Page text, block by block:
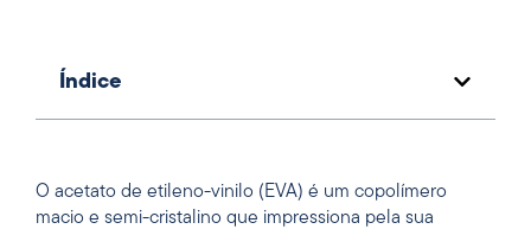
Índice
O acetato de etileno-vinilo (EVA) é um copolímero
macio e semi-cristalino que impressiona pela sua